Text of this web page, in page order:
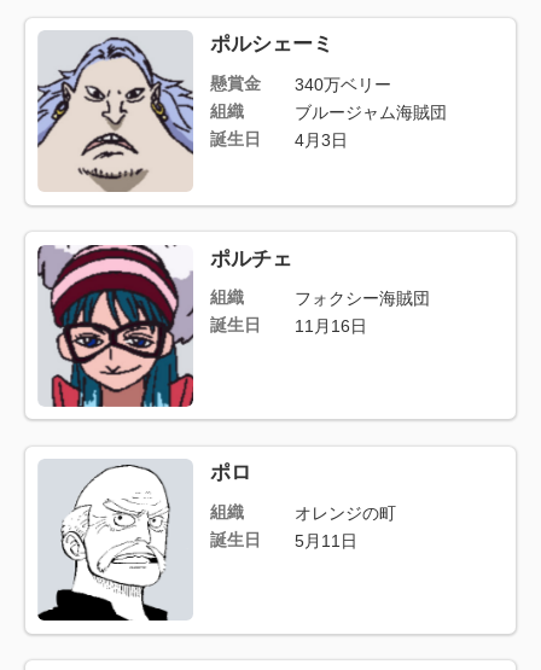
ポルシェーミ
懸賞金
340万ベリー
組織
ブルージャム海賊団
誕生日
4月3日
ポルチェ
組織
フォクシー海賊団
誕生日
11月16日
ポロ
組織
オレンジの町
誕生日
5月11日